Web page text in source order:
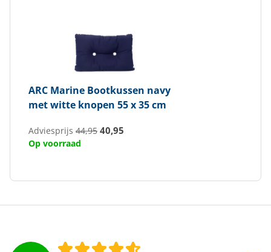
ARC Marine Bootkussen navy
met witte knopen 55 x 35 cm
Adviesprijs 44,95 40,95
Op voorraad